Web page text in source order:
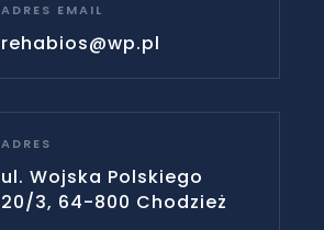
ADRES EMAIL
rehabios@wp.pl
ADRES
ul. Wojska Polskiego
20/3, 64-800 Chodzież